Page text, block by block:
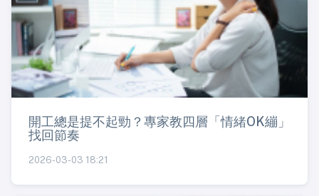
開工總是提不起勁？專家教四層「情緒OK繃」
找回節奏
2026-03-03 18:21